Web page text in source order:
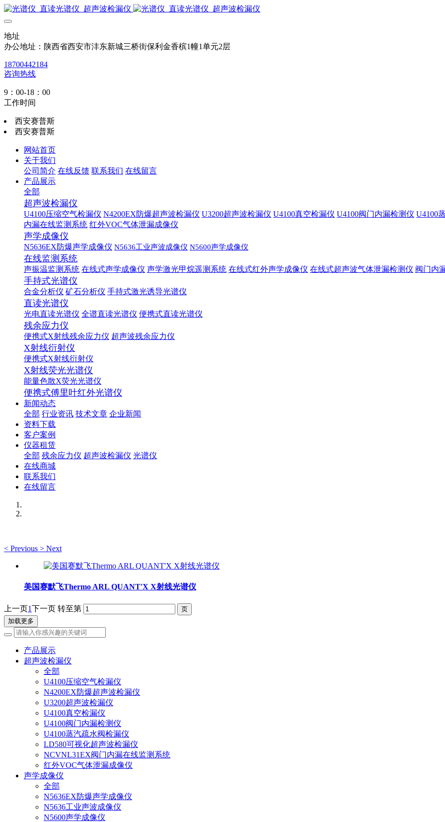
地址
办公地址：陕西省西安市沣东新城三桥街保利金香槟1幢1单元2层
18700442184
咨询热线
9：00-18：00
工作时间
西安赛普斯
西安赛普斯
网站首页
关于我们
公司简介 在线反馈 联系我们 在线留言
产品展示
全部
超声波检漏仪
U4100压缩空气检漏仪 N4200EX防爆超声波检漏仪 U3200超声波检漏仪 U4100真空检漏仪 U4100阀门内漏检测仪 U4100
内漏在线监测系统 红外VOC气体泄漏成像仪
声学成像仪
N5636EX防爆声学成像仪 N5636工业声波成像仪 N5600声学成像仪
在线监测系统
声振温监测系统 在线式声学成像仪 声学激光甲烷遥测系统 在线式红外声学成像仪 在线式超声波气体泄漏检测仪 阀门内
手持式光谱仪
合金分析仪 矿石分析仪 手持式激光诱导光谱仪
直读光谱仪
光电直读光谱仪 全谱直读光谱仪 便携式直读光谱仪
残余应力仪
便携式X射线残余应力仪 超声波残余应力仪
X射线衍射仪
便携式X射线衍射仪
X射线荧光光谱仪
能量色散X荧光光谱仪
便携式傅里叶红外光谱仪
新闻动态
全部 行业资讯 技术文章 企业新闻
资料下载
客户案例
仪器租赁
全部 残余应力仪 超声波检漏仪 光谱仪
在线商城
联系我们
在线留言
< Previous > Next
美国赛默飞Thermo ARL QUANT'X X射线光谱仪
上一页1下一页 转至第
加载更多
产品展示
超声波检漏仪
全部
U4100压缩空气检漏仪
N4200EX防爆超声波检漏仪
U3200超声波检漏仪
U4100真空检漏仪
U4100阀门内漏检测仪
U4100蒸汽疏水阀检漏仪
LD580可视化超声波检漏仪
NCVNL31EX阀门内漏在线监测系统
红外VOC气体泄漏成像仪
声学成像仪
全部
N5636EX防爆声学成像仪
N5636工业声波成像仪
N5600声学成像仪